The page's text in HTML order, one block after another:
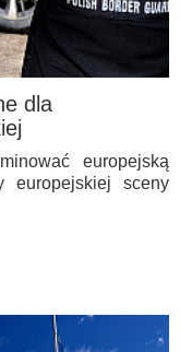
dla
europejską
europejskiej sceny